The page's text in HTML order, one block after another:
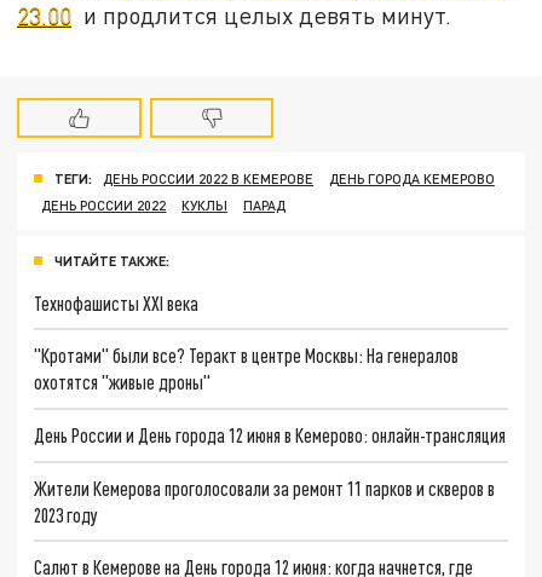
23.00 и продлится целых девять минут.
ТЕГИ: ДЕНЬ РОССИИ 2022 В КЕМЕРОВЕ
ДЕНЬ ГОРОДА КЕМЕРОВО
ДЕНЬ РОССИИ 2022
КУКЛЫ ПАРАД
ЧИТАЙТЕ ТАКЖЕ:
Технофашисты XXI века
"Кротами" были все? Теракт в центре Москвы: На генералов
охотятся "живые дроны"
День России и День города 12 июня в Кемерово: онлайн-трансляция
Жители Кемерова проголосовали за ремонт 11 парков и скверов в
2023 году
Салют в Кемерове на День города 12 июня: когда начнется, где